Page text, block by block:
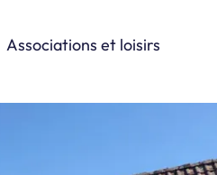
Associations et loisirs